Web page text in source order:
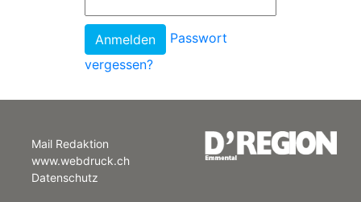
App
Passwort
vergessen?
Mail Redaktion
www.webdruck.ch
Datenschutz